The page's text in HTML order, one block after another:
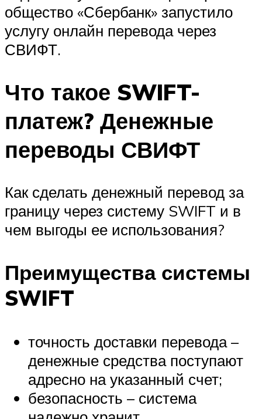
общество «Сбербанк» запустило
услугу онлайн перевода через
СВИФТ.
Что такое SWIFT-
платеж? Денежные
переводы СВИФТ
Как сделать денежный перевод за
границу через систему SWIFT и в
чем выгоды ее использования?
Преимущества системы
SWIFT
точность доставки перевода –
денежные средства поступают
адресно на указанный счет;
безопасность – система